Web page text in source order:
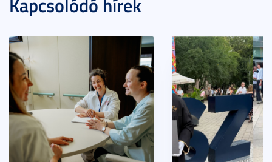
Kapcsolódó hírek